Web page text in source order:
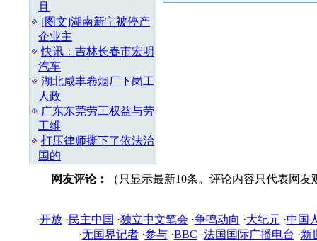
且
[图文]湖南新宁被停产
企业主
快讯：吉林长春市宏明
汽车
湖北咸丰卷烟厂下岗工
人政
广东东莞劳工权益与劳
工维
打压律师撕下了依法治
国的
网友评论： （只显示最新10条。评论内容只代表网
·开放·民主中国 ·独立中文笔会 ·争鸣动向 ·大纪元 ·中国
·无国界记者·参与·BBC ·法国国际广播电台 ·新